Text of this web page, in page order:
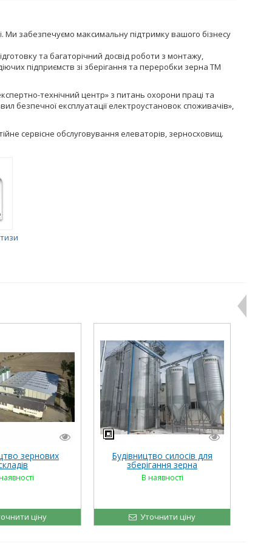
Ми забезпечуємо максимальну підтримку вашого бізнесу
та багаторічний досвід роботи з монтажу,
підприємств зі зберігання та переробки зерна ТМ
технічний центр» з питань охорони праці та
безпечної експлуатації електроустановок споживачів»,
сервісне обслуговування елеваторів, зерносховищ.
зернових
ціну
Будівництво силосів для
зберігання зерна
В наявності
Уточнити ціну